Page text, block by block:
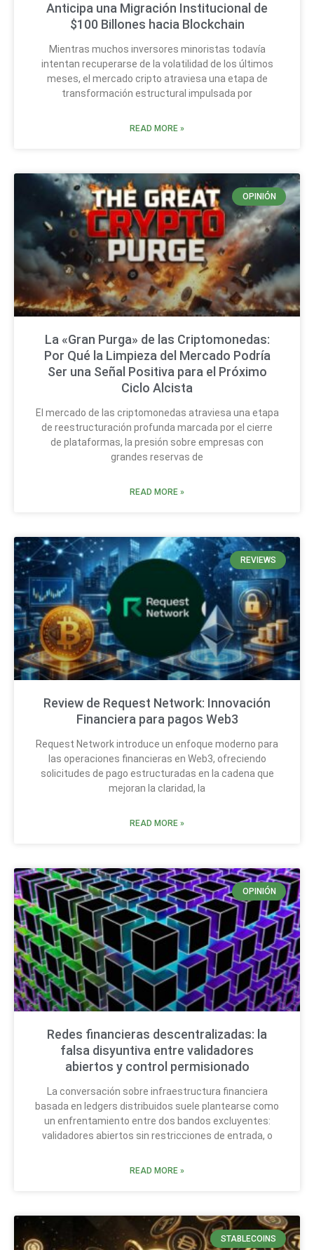
Anticipa una Migración Institucional de
$100 Billones hacia Blockchain
Mientras muchos inversores minoristas todavía
intentan recuperarse de la volatilidad de los últimos
meses, el mercado cripto atraviesa una etapa de
transformación estructural impulsada por
READ MORE »
OPINIÓN
La «Gran Purga» de las Criptomonedas:
Por Qué la Limpieza del Mercado Podría
Ser una Señal Positiva para el Próximo
Ciclo Alcista
El mercado de las criptomonedas atraviesa una etapa
de reestructuración profunda marcada por el cierre
de plataformas, la presión sobre empresas con
grandes reservas de
READ MORE »
REVIEWS
Review de Request Network: Innovación
Financiera para pagos Web3
Request Network introduce un enfoque moderno para
las operaciones financieras en Web3, ofreciendo
solicitudes de pago estructuradas en la cadena que
mejoran la claridad, la
READ MORE »
OPINIÓN
Redes financieras descentralizadas: la
falsa disyuntiva entre validadores
abiertos y control permisionado
La conversación sobre infraestructura financiera
basada en ledgers distribuidos suele plantearse como
un enfrentamiento entre dos bandos excluyentes:
validadores abiertos sin restricciones de entrada, o
READ MORE »
STABLECOINS